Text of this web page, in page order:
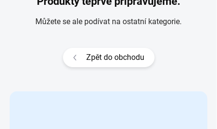
Můžete se ale podívat na ostatní kategorie.
Zpět do obchodu